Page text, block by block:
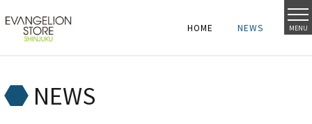
MENU
HOME
HOME NEWS
NEWS
NEWS